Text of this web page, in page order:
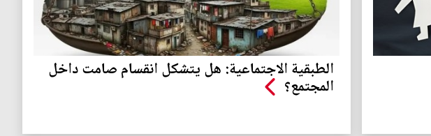
الطبقية الاجتماعية: هل يتشكل انقسام صامت داخل
المجتمع؟